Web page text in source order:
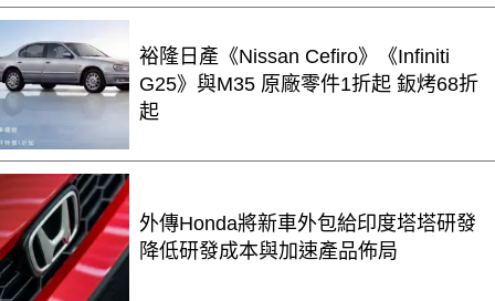
裕隆日產《Nissan Cefiro》《Infiniti
G25》與M35 原廠零件1折起 鈑烤68折
起
外傳Honda將新車外包給印度塔塔研發
降低研發成本與加速產品佈局